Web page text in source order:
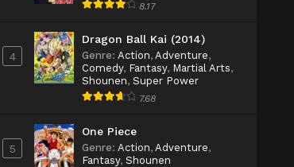
8.17
4
Dragon Ball Kai (2014)
Genre: Action, Adventure,
Comedy, Fantasy, Martial Arts,
Shounen, Super Power
7.68
5
One Piece
Genre: Action, Adventure,
Fantasy, Shounen